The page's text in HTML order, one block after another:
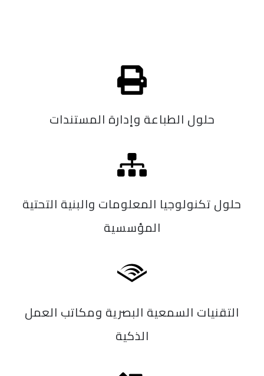
حلول الطباعة وإدارة المستندات
حلول تكنولوجيا المعلومات والبنية التحتية
المؤسسية
التقنيات السمعية البصرية ومكاتب العمل
الذكية